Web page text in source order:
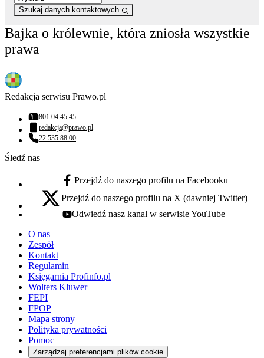
Szukaj danych kontaktowych
Bajka o królewnie, która zniosła wszystkie
prawa
Redakcja serwisu Prawo.pl
Numer telefonu:
801 04 45 45
Adres email:
redakcja@prawo.pl
Numer telefonu:
22 535 88 00
Śledź nas
facebook - otwiera się w nowej karcie
Przejdź do naszego profilu na Facebooku
x - otwiera się w nowej karcie
Przejdź do naszego profilu na X (dawniej Twitter)
youtube - otwiera się w nowej karcie
Odwiedź nasz kanał w serwisie YouTube
O nas
Zespół
Kontakt
Regulamin
Księgarnia Profinfo.pl
Wolters Kluwer
FEPI
FPOP
Mapa strony
Polityka prywatności
Pomoc
Zarządzaj preferencjami plików cookie